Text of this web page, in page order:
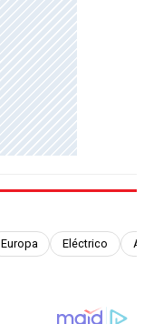
Europa Eléctrico